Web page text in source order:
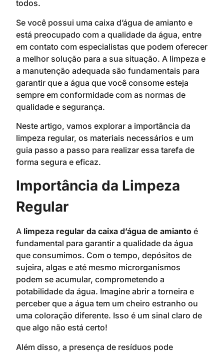
todos.
Se você possui uma caixa d’água de amianto e
está preocupado com a qualidade da água, entre
em contato com especialistas que podem oferecer
a melhor solução para a sua situação. A limpeza e
a manutenção adequada são fundamentais para
garantir que a água que você consome esteja
sempre em conformidade com as normas de
qualidade e segurança.
Neste artigo, vamos explorar a importância da
limpeza regular, os materiais necessários e um
guia passo a passo para realizar essa tarefa de
forma segura e eficaz.
Importância da Limpeza
Regular
A limpeza regular da caixa d’água de amianto é
fundamental para garantir a qualidade da água
que consumimos. Com o tempo, depósitos de
sujeira, algas e até mesmo microrganismos
podem se acumular, comprometendo a
potabilidade da água. Imagine abrir a torneira e
perceber que a água tem um cheiro estranho ou
uma coloração diferente. Isso é um sinal claro de
que algo não está certo!
Além disso, a presença de resíduos pode